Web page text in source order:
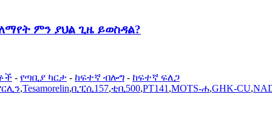
ምን ያህል ጊዜ ይወስዳል?
- የጣቢያ ካርታ - ከፍተኛ ብሎግ - ከፍተኛ ፍለጋ
,Tesamorelin,ቢፒሲ157,ቲቢ500,PT141 ,MOTS-ሐ,GHK-CU,